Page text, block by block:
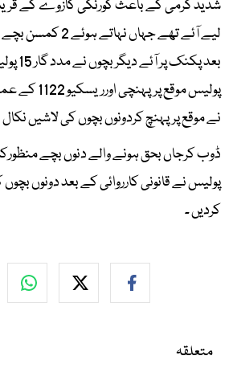
شدید گرمی کے باعث کورنگی کازوے کے
لیے آئے تھے جہاں
بعد
پولیس موقع
نے موقع پرپہنچ کردونوں بچوں کی لاشیں نکال
ڈوب کرجاں بحق ہونے والے دنوں بچے
پولیس نے قانونی کارروائی کے بعد دونوں
کردیں ۔
متعلقہ